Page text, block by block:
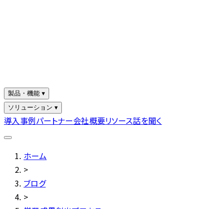
製品・機能 ▾
ソリューション ▾
導入事例パートナー会社概要リソース話を聞く
ホーム
>
ブログ
>